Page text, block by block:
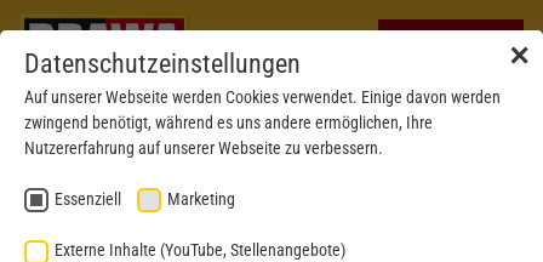
AKTUELLE AUSLIEFERUNGEN
✕
Datenschutzeinstellungen
Auf unserer Webseite werden Cookies verwendet. Einige davon werden
zwingend benötigt, während es uns andere ermöglichen, Ihre
Nutzererfahrung auf unserer Webseite zu verbessern.
Essenziell Marketing
Externe Inhalte (YouTube, Stellenangebote)